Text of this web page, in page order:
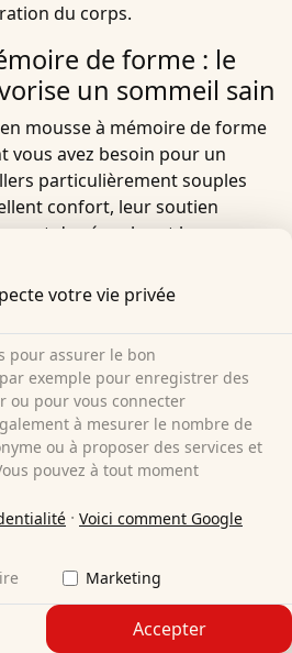
du corps.
de forme : le
un sommeil sain
mousse à mémoire de forme
vous avez besoin pour un
particulièrement souples
confort, leur soutien
et des épaules et leur
à la morphologie de
les oreillers moelleux
généralement pas offrir. Un
de forme garantit donc
de couchage très agréable,
optimal de la tête et de la
les oreillers en
de forme des oreillers
à mémoire de forme
contours de la tête. Les
de forme sont
formes ergonomiques et
votre vie privée
pour assurer le bon
exemple pour enregistrer des
ou pour vous connecter
à mesurer le nombre de
ou à proposer des services et
pouvez à tout moment
· Voici comment Google
Marketing
Accepter